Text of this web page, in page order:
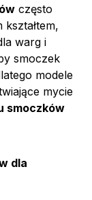
często
warg i
smoczek
modele
mycie
smoczków
dla